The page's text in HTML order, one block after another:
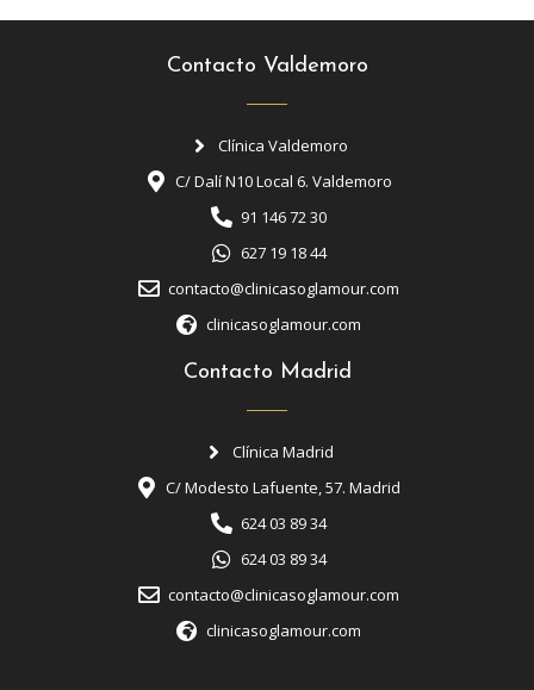
Contacto Valdemoro
Clínica Valdemoro
C/ Dalí N10 Local 6. Valdemoro
91 146 72 30
627 19 18 44
contacto@clinicasoglamour.com
clinicasoglamour.com
Contacto Madrid
Clínica Madrid
C/ Modesto Lafuente, 57. Madrid
624 03 89 34
624 03 89 34
contacto@clinicasoglamour.com
clinicasoglamour.com